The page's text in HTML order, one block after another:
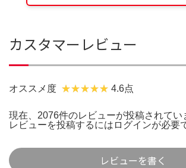
カスタマーレビュー
オススメ度 4.6点
現在、2076件のレビューが投稿されてい
レビューを投稿するには ログインが必要
レビューを書く